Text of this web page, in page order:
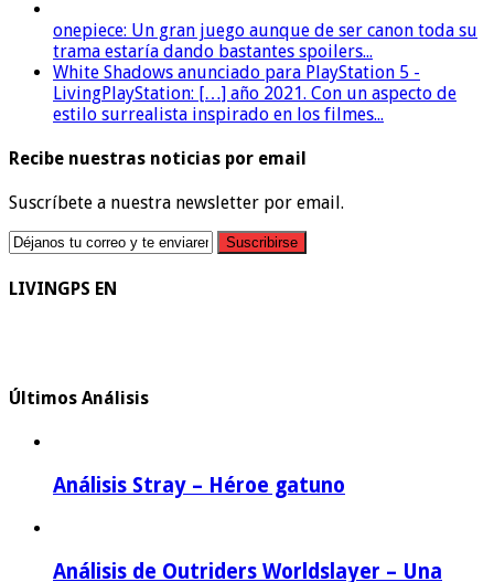
onepiece: Un gran juego aunque de ser canon toda su
trama estaría dando bastantes spoilers...
White Shadows anunciado para PlayStation 5 -
LivingPlayStation: […] año 2021. Con un aspecto de
estilo surrealista inspirado en los filmes...
Recibe nuestras noticias por email
Suscríbete a nuestra newsletter por email.
LIVINGPS EN
Últimos Análisis
Análisis Stray – Héroe gatuno
Análisis de Outriders Worldslayer – Una